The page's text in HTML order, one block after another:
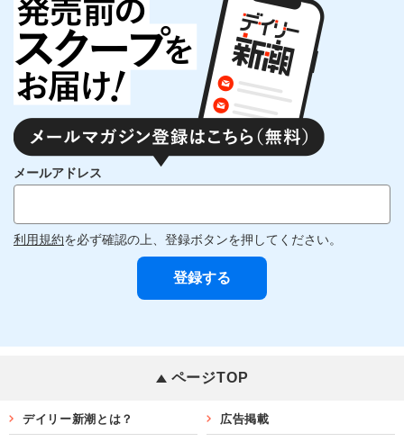
メールアドレス
利用規約を必ず確認の上、登録ボタンを押してください。
ページTOP
デイリー新潮とは？ 広告掲載